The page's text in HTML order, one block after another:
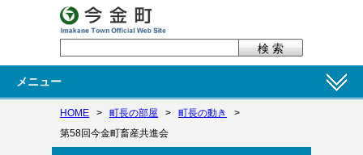
メニュー
HOME > 町長の部屋 > 町長の動き
>
第58回今金町畜産共進会